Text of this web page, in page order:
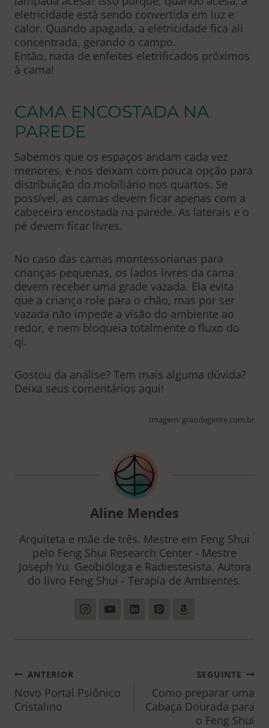
eletricidade está sendo convertida em luz e
calor. Quando apagada, a eletricidade fica ali
concentrada, gerando o campo.
Então, nada de enfeites eletrificados próximos
à cama!
CAMA ENCOSTADA NA
PAREDE
Sabemos que os espaços andam cada vez
menores, e nos deixam com pouca opção para
distribuição do mobiliário nos quartos. Se
possível, as camas devem ficar apenas com a
cabeceira encostada na parede. As laterais e o
pé devem ficar livres.
No caso das camas montessorianas para
crianças pequenas, os lados livres da cama
devem receber uma grade vazada. Ela evita
que a criança role para o chão, mas por ser
vazada não impede a visão do ambiente ao
redor, e nem bloqueia totalmente o fluxo do
qi.
Gostou da análise? Tem mais alguma dúvida?
Deixa seus comentários aqui!
Imagem: graodegente.com.br
Aline Mendes
Arquiteta e mãe de três. Mestre em Feng Shui
pelo Feng Shui Research Center - Mestre
Joseph Yu. Geobióloga e Radiestesista. Autora
do livro Feng Shui - Terapia de Ambientes.
NAVEGAÇÃO
DE
POST
ANTERIOR
Novo Portal Psiônico
Cristalino
SEGUINTE
Como preparar uma
Cabaça Dourada para
o Feng Shui